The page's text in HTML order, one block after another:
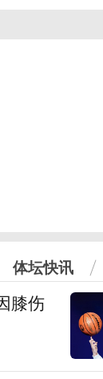
体坛快讯
膝伤